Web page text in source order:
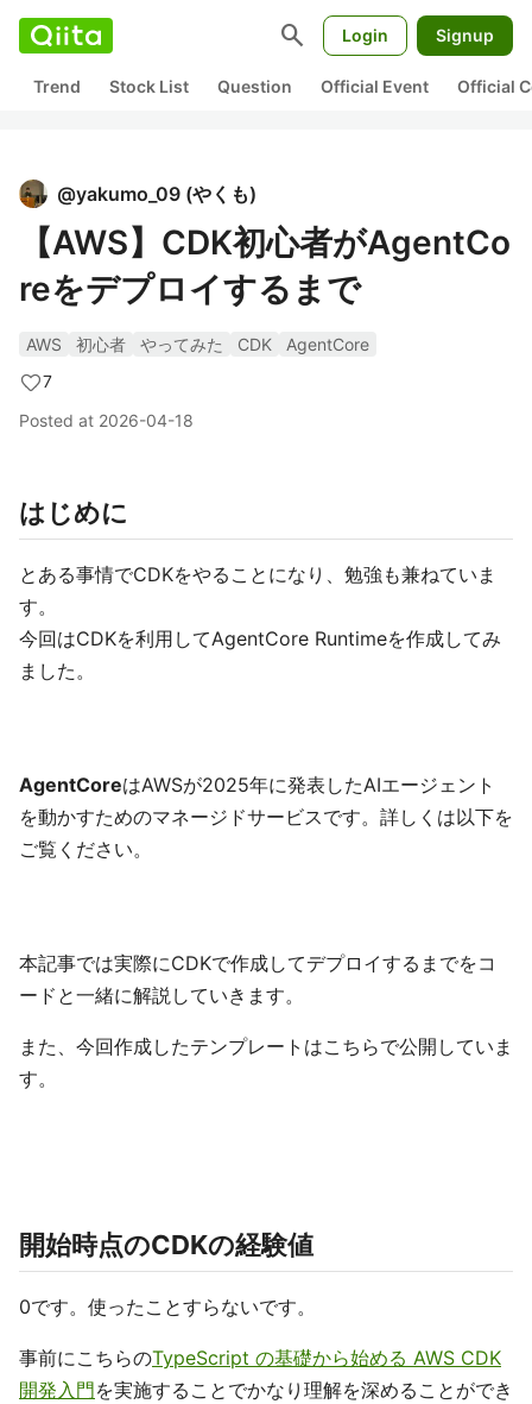
search Login Signup
Trend Stock List Question Official Event Official
@yakumo_09 (やくも)
【AWS】CDK初心者がAgentCo
reをデプロイするまで
AWS 初心者 やってみた CDK
AgentCore
7
Posted at 2026-04-18
はじめに
とある事情でCDKをやることになり、勉強も兼ねていま
す。
今回はCDKを利用してAgentCore Runtimeを作成してみ
ました。
AgentCoreはAWSが2025年に発表したAIエージェント
を動かすためのマネージドサービスです。詳しくは以下を
ご覧ください。
本記事では実際にCDKで作成してデプロイするまでをコ
ードと一緒に解説していきます。
また、今回作成したテンプレートはこちらで公開していま
す。
開始時点のCDKの経験値
0です。使ったことすらないです。
事前にこちらのTypeScript の基礎から始める AWS CDK
開発入門を実施することでかなり理解を深めることができ